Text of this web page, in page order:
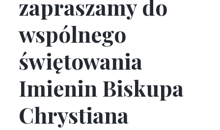
zapraszamy do
wspólnego
świętowania
Imienin Biskupa
Chrystiana